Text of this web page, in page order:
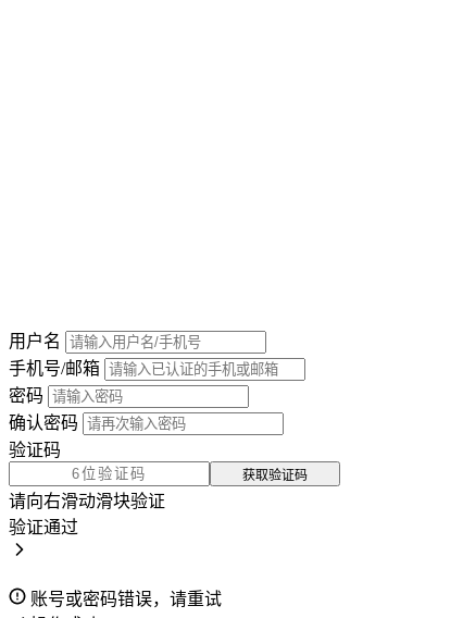
用户名
手机号/邮箱
密码
确认密码
验证码
获取验证码
请向右滑动滑块验证
验证通过
账号或密码错误，请重试